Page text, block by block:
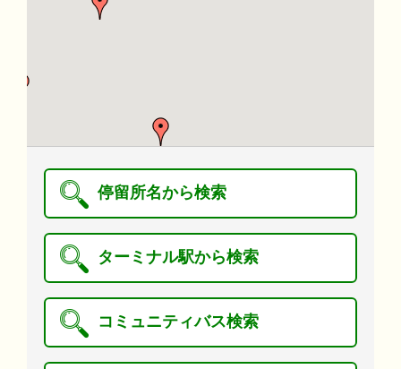
停留所名から検索
ターミナル駅から検索
コミュニティバス検索